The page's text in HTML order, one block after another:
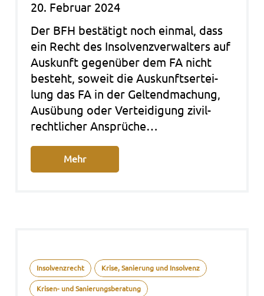
20. Februar 2024
Der BFH bestä­tigt noch ein­mal, dass
ein Recht des Insol­venz­ver­wal­ters auf
Aus­kunft gegen­über dem FA nicht
besteht, soweit die Aus­kunfts­er­tei­
lung das FA in der Gel­tend­ma­chung,
Aus­übung oder Ver­tei­di­gung zivil­
recht­li­cher Ansprü­che…
Mehr
Insolvenzrecht Krise, Sanierung und Insolvenz
Krisen- und Sanierungsberatung